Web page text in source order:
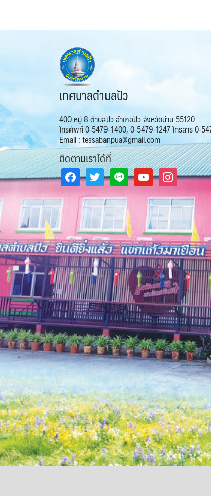
เทศบาลตำบลปัว
400 หมู่ 8 ตำบลปัว อำเภอปัว จังหวัดน่าน 55120
โทรศัพท์ 0-5479-1400, 0-5479-1247 โทรสาร 0-
Email : tessabanpua@gmail.com
ติดตามเราได้ที่
facebooktwitter line youtubeinstagram